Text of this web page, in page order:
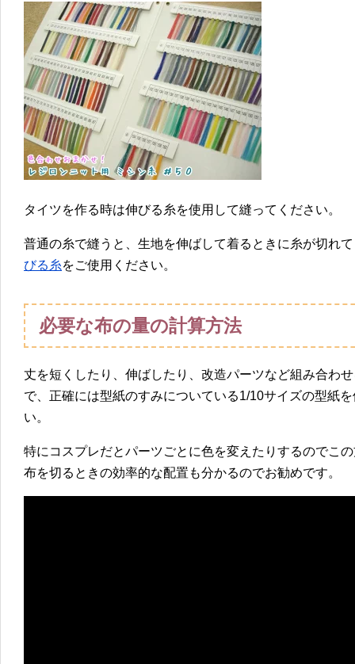
タイツを作る時は伸びる糸を使用して縫ってください。
普通の糸で縫うと、生地を伸ばして着るときに糸が切れ
びる糸をご使用ください。
必要な布の量の計算方法
丈を短くしたり、伸ばしたり、改造パーツなど組み合わ
で、正確には型紙のすみについている1/10サイズの型紙
い。
特にコスプレだとパーツごとに色を変えたりするのでこ
布を切るときの効率的な配置も分かるのでお勧めです。